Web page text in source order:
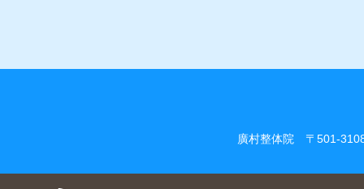
廣村整体院 〒501-